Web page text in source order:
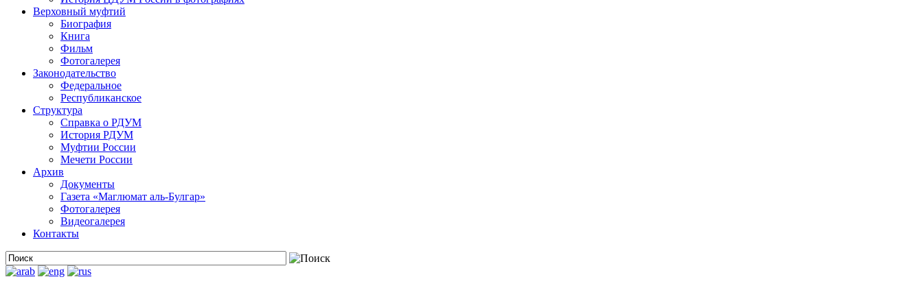
Верховный муфтий
Биография
Книга
Фильм
Фотогалерея
Законодательство
Федеральное
Республиканское
Структура
Справка о РДУМ
История РДУМ
Муфтии России
Мечети России
Архив
Документы
Газета «Маглюмат аль-Булгар»
Фотогалерея
Видеогалерея
Контакты